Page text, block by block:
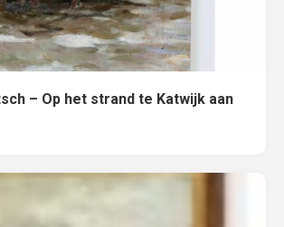
– Op het strand te Katwijk aan